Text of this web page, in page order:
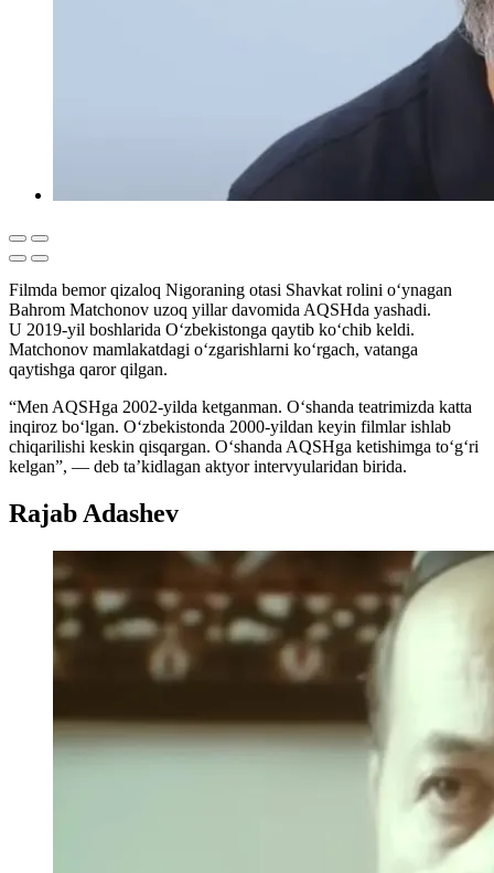
Filmda bemor qizaloq Nigoraning otasi Shavkat rolini o‘ynagan
Bahrom Matchonov uzoq yillar davomida AQSHda yashadi.
U 2019-yil boshlarida O‘zbekistonga qaytib ko‘chib keldi.
Matchonov mamlakatdagi o‘zgarishlarni ko‘rgach, vatanga
qaytishga qaror qilgan.
“Men AQSHga 2002-yilda ketganman. O‘shanda teatrimizda katta
inqiroz bo‘lgan. O‘zbekistonda 2000-yildan keyin filmlar ishlab
chiqarilishi keskin qisqargan. O‘shanda AQSHga ketishimga to‘g‘ri
kelgan”, — deb ta’kidlagan aktyor intervyularidan birida.
Rajab Adashev